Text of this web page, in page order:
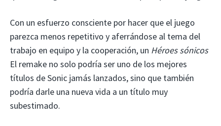
Con un esfuerzo consciente por hacer que el juego
parezca menos repetitivo y aferrándose al tema del
trabajo en equipo y la cooperación, un Héroes sónicos
El remake no solo podría ser uno de los mejores
títulos de Sonic jamás lanzados, sino que también
podría darle una nueva vida a un título muy
subestimado.